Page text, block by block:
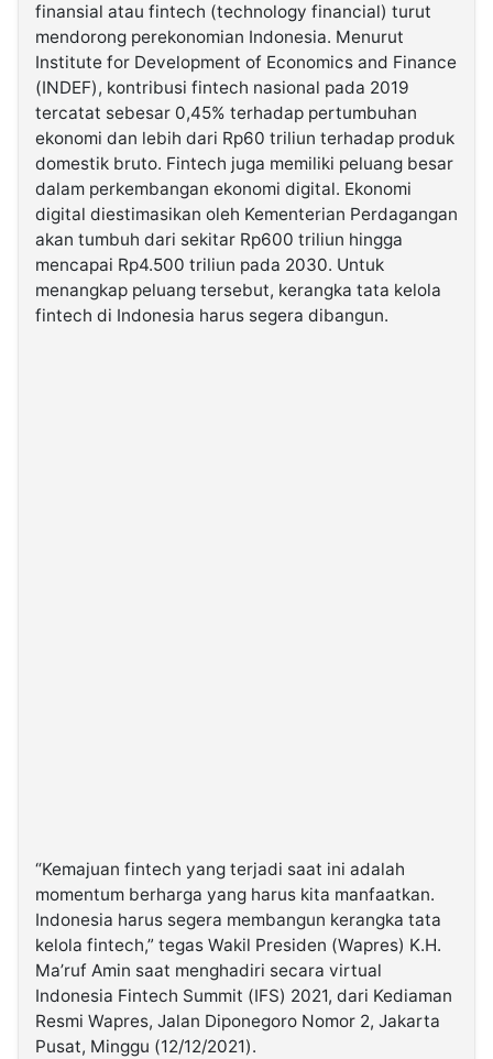
Kabarbaru.co
2026
Kabarbaru
Media
Holding
finansial atau fintech (technology financial) turut
mendorong perekonomian Indonesia. Menurut
Institute for Development of Economics and Finance
(INDEF), kontribusi fintech nasional pada 2019
tercatat sebesar 0,45% terhadap pertumbuhan
ekonomi dan lebih dari Rp60 triliun terhadap produk
domestik bruto. Fintech juga memiliki peluang besar
dalam perkembangan ekonomi digital. Ekonomi
digital diestimasikan oleh Kementerian Perdagangan
akan tumbuh dari sekitar Rp600 triliun hingga
mencapai Rp4.500 triliun pada 2030. Untuk
menangkap peluang tersebut, kerangka tata kelola
fintech di Indonesia harus segera dibangun.
“Kemajuan fintech yang terjadi saat ini adalah
momentum berharga yang harus kita manfaatkan.
Indonesia harus segera membangun kerangka tata
kelola fintech,” tegas Wakil Presiden (Wapres) K.H.
Ma’ruf Amin saat menghadiri secara virtual
Indonesia Fintech Summit (IFS) 2021, dari Kediaman
Resmi Wapres, Jalan Diponegoro Nomor 2, Jakarta
Pusat, Minggu (12/12/2021).